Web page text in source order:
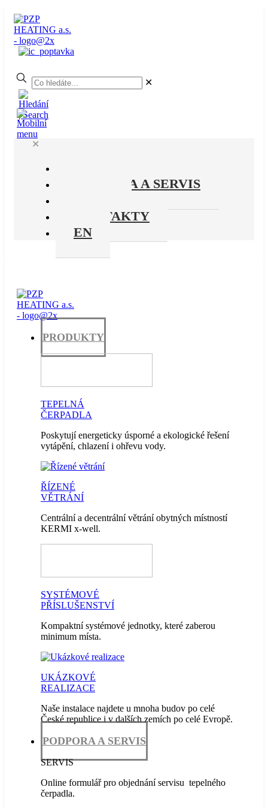
✕
✕
PODPORA A SERVIS
KONTAKTY
EN
PRODUKTY
TEPELNÁ
ČERPADLA
Poskytují energeticky úsporné a ekologické řešení
vytápění, chlazení i ohřevu vody.
ŘÍZENÉ
VĚTRÁNÍ
Centrální a decentrální větrání obytných místností
KERMI x-well.
SYSTÉMOVÉ
PŘÍSLUŠENSTVÍ
Kompaktní systémové jednotky, které zaberou
minimum místa.
UKÁZKOVÉ
REALIZACE
Naše instalace najdete u mnoha budov po celé
České republice i v dalších zemích po celé Evropě.
PODPORA A SERVIS
SERVIS
Online formulář pro objednání servisu tepelného
čerpadla.